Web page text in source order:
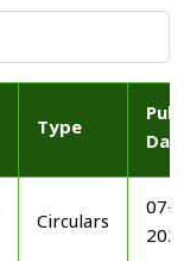
Type
Circulars
07-